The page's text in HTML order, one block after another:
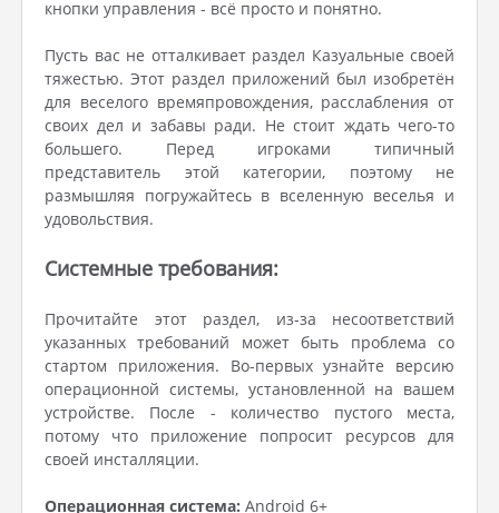
кнопки управления - всё просто и понятно.
Пусть вас не отталкивает раздел Казуальные своей
тяжестью. Этот раздел приложений был изобретён
для веселого времяпровождения, расслабления от
своих дел и забавы ради. Не стоит ждать чего-то
большего. Перед игроками типичный
представитель этой категории, поэтому не
размышляя погружайтесь в вселенную веселья и
удовольствия.
Системные требования:
Прочитайте этот раздел, из-за несоответствий
указанных требований может быть проблема со
стартом приложения. Во-первых узнайте версию
операционной системы, установленной на вашем
устройстве. После - количество пустого места,
потому что приложение попросит ресурсов для
своей инсталляции.
Операционная система: Android 6+